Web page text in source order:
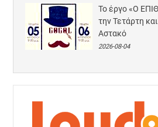
Το έργο «Ο
την Τετάρτη
Αστακό
2026-08-04